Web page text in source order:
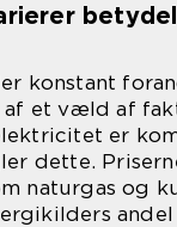
konstant
et væld af
er
dette.
naturgas og
andel